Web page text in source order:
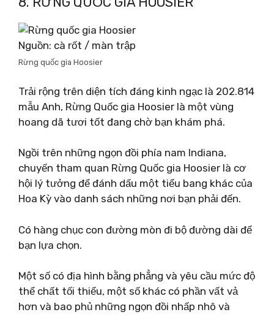
Nguồn: cà rốt / màn trập
Rừng quốc gia Hoosier
Trải rộng trên diện tích đáng kinh ngạc là 202.814
mẫu Anh, Rừng Quốc gia Hoosier là một vùng
hoang dã tươi tốt đang chờ bạn khám phá.
Ngồi trên những ngọn đồi phía nam Indiana,
chuyến tham quan Rừng Quốc gia Hoosier là cơ
hội lý tưởng để đánh dấu một tiểu bang khác của
Hoa Kỳ vào danh sách những nơi bạn phải đến.
Có hàng chục con đường mòn đi bộ đường dài để
bạn lựa chọn.
Một số có địa hình bằng phẳng và yêu cầu mức độ
thể chất tối thiểu, một số khác có phần vất vả
hơn và bao phủ những ngọn đồi nhấp nhô và